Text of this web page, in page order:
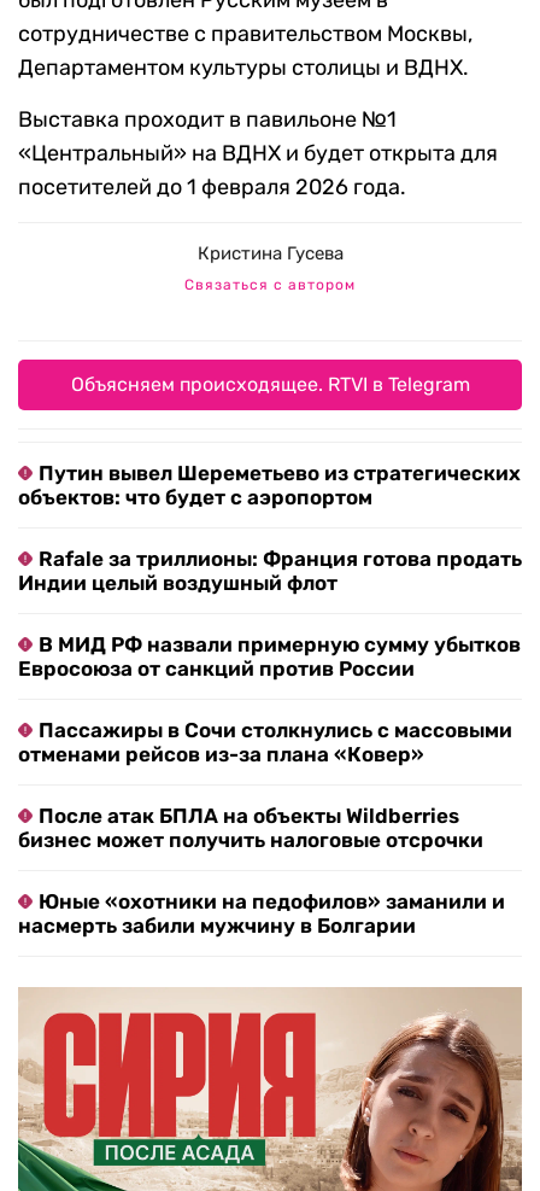
сотрудничестве с правительством Москвы,
Департаментом культуры столицы и ВДНХ.
Выставка проходит в павильоне №1
«Центральный» на ВДНХ и будет открыта для
посетителей до 1 февраля 2026 года.
Кристина Гусева
Связаться с автором
Объясняем происходящее. RTVI в Telegram
Путин вывел Шереметьево из стратегических
объектов: что будет с аэропортом
Rafale за триллионы: Франция готова продать
Индии целый воздушный флот
В МИД РФ назвали примерную сумму убытков
Евросоюза от санкций против России
Пассажиры в Сочи столкнулись с массовыми
отменами рейсов из-за плана «Ковер»
После атак БПЛА на объекты Wildberries
бизнес может получить налоговые отсрочки
Юные «охотники на педофилов» заманили и
насмерть забили мужчину в Болгарии